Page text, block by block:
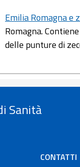
Emilia Romagna e
Romagna.
delle punture di
Sanità
CONTATTI